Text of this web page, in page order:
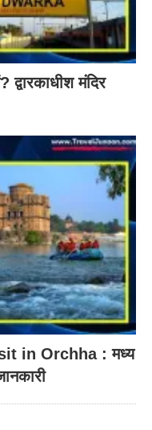
मंदिर
in Orchha : मध्य